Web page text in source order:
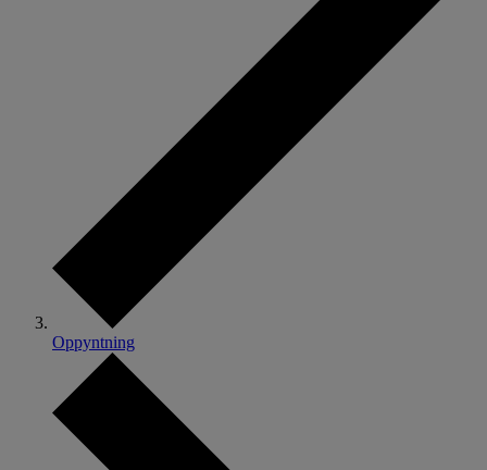
Oppyntning